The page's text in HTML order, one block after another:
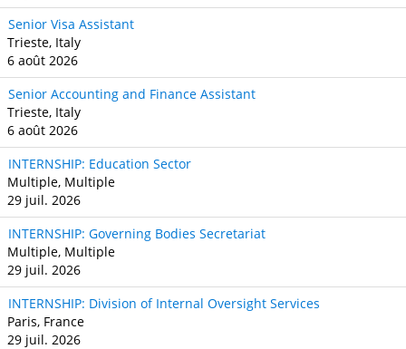
Senior Visa Assistant
Trieste, Italy
6 août 2026
Senior Accounting and Finance Assistant
Trieste, Italy
6 août 2026
INTERNSHIP: Education Sector
Multiple, Multiple
29 juil. 2026
INTERNSHIP: Governing Bodies Secretariat
Multiple, Multiple
29 juil. 2026
INTERNSHIP: Division of Internal Oversight Services
Paris, France
29 juil. 2026